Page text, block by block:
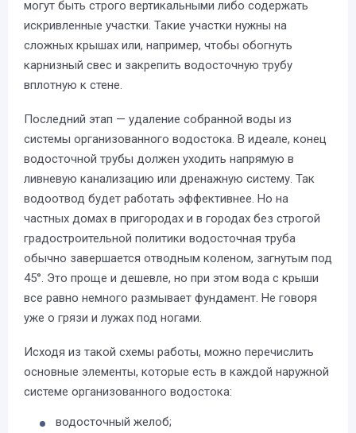
могут быть строго вертикальными либо содержать
искривленные участки. Такие участки нужны на
сложных крышах или, например, чтобы обогнуть
карнизный свес и закрепить водосточную трубу
вплотную к стене.
Последний этап — удаление собранной воды из
системы организованного водостока. В идеале, конец
водосточной трубы должен уходить напрямую в
ливневую канализацию или дренажную систему. Так
водоотвод будет работать эффективнее. Но на
частных домах в пригородах и в городах без строгой
градостроительной политики водосточная труба
обычно завершается отводным коленом, загнутым под
45°. Это проще и дешевле, но при этом вода с крыши
все равно немного размывает фундамент. Не говоря
уже о грязи и лужах под ногами.
Исходя из такой схемы работы, можно перечислить
основные элементы, которые есть в каждой наружной
системе организованного водостока:
водосточный желоб;